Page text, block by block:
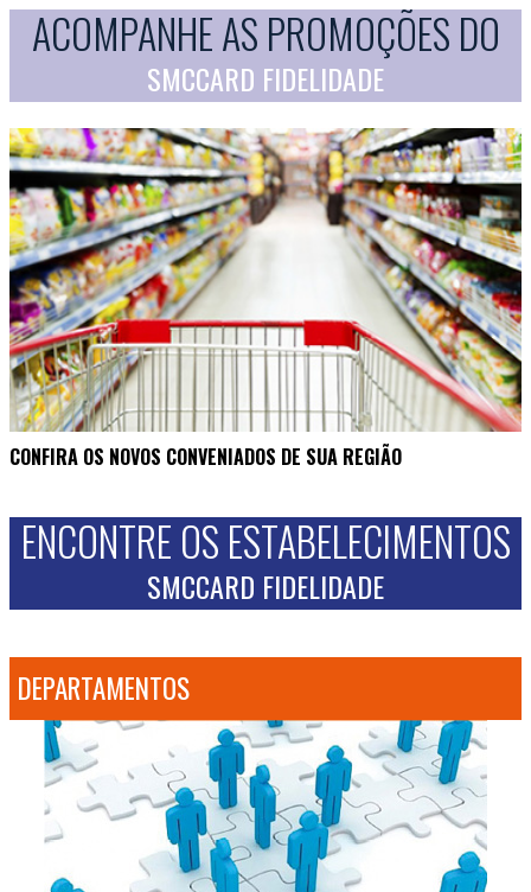
ACOMPANHE AS PROMOÇÕES DO
SMCCARD FIDELIDADE
CONFIRA OS NOVOS CONVENIADOS DE SUA REGIÃO
ENCONTRE OS ESTABELECIMENTOS
SMCCARD FIDELIDADE
DEPARTAMENTOS